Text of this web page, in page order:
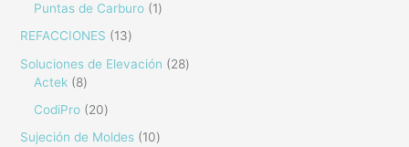
Puntas de Carburo
1
REFACCIONES
13
Soluciones de Elevación
28
Actek
8
CodiPro
20
Sujeción de Moldes
10